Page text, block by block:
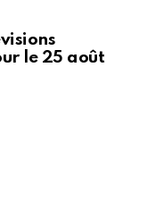
le 25 août